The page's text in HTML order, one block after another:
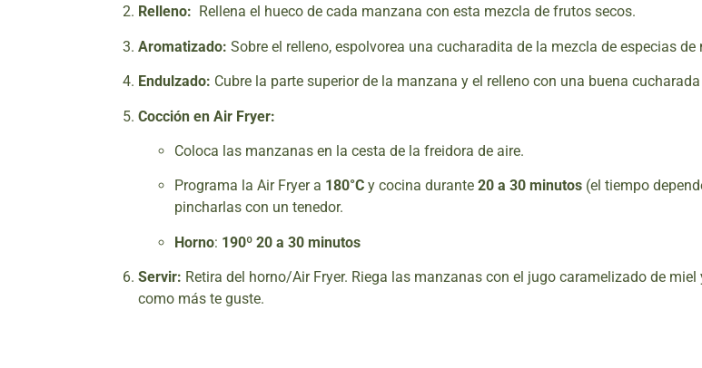
Relleno: Rellena el hueco de cada manzana con esta mezcla de frutos secos.
Aromatizado: Sobre el relleno, espolvorea una cucharadita de la mezcla de especias
Endulzado: Cubre la parte superior de la manzana y el relleno con una buena
Cocción en Air Fryer:
Coloca las manzanas en la cesta de la freidora de aire.
Programa la Air Fryer a 180°C y cocina durante 20 a 30 minutos (el tiempo
pincharlas con un tenedor.
Horno: 190º 20 a 30 minutos
Servir: Retira del horno/Air Fryer. Riega las manzanas con el jugo caramelizado de
como más te guste.